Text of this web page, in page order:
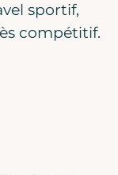
sportif,
compétitif.